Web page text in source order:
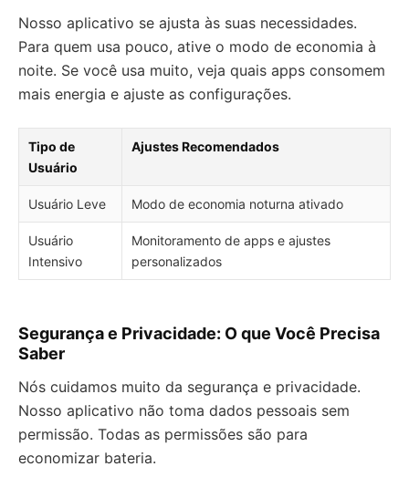
Nosso aplicativo se ajusta às suas necessidades.
Para quem usa pouco, ative o modo de economia à
noite. Se você usa muito, veja quais apps consomem
mais energia e ajuste as configurações.
Tipo de
Usuário
Ajustes Recomendados
Usuário Leve Modo de economia noturna ativado
Usuário
Intensivo
Monitoramento de apps e ajustes
personalizados
Segurança e Privacidade: O que Você Precisa
Saber
Nós cuidamos muito da segurança e privacidade.
Nosso aplicativo não toma dados pessoais sem
permissão. Todas as permissões são para
economizar bateria.